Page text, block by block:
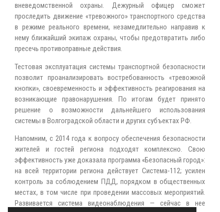
вневедомственной охраны. Дежурный офицер сможет
проследить движение «тревожного» транспортного средства
в режиме реального времени, незамедлительно направив к
нему ближайший экипаж охраны, чтобы предотвратить либо
пресечь противоправные действия.
Тестовая эксплуатация системы транспортной безопасности
позволит проанализировать востребованность «тревожной
кнопки», своевременность и эффективность реагирования на
возникающие правонарушения. По итогам будет принято
решение о возможности дальнейшего использования
системы в Волгоградской области и других субъектах РФ.
Напомним, с 2014 года к вопросу обеспечения безопасности
жителей и гостей региона подходят комплексно. Свою
эффективность уже доказала программа «Безопасный город»:
на всей территории региона действует Система-112; усилен
контроль за соблюдением ПДД, порядком в общественных
местах, в том числе при проведении массовых мероприятий.
Развивается система видеонаблюдения — сейчас в нее